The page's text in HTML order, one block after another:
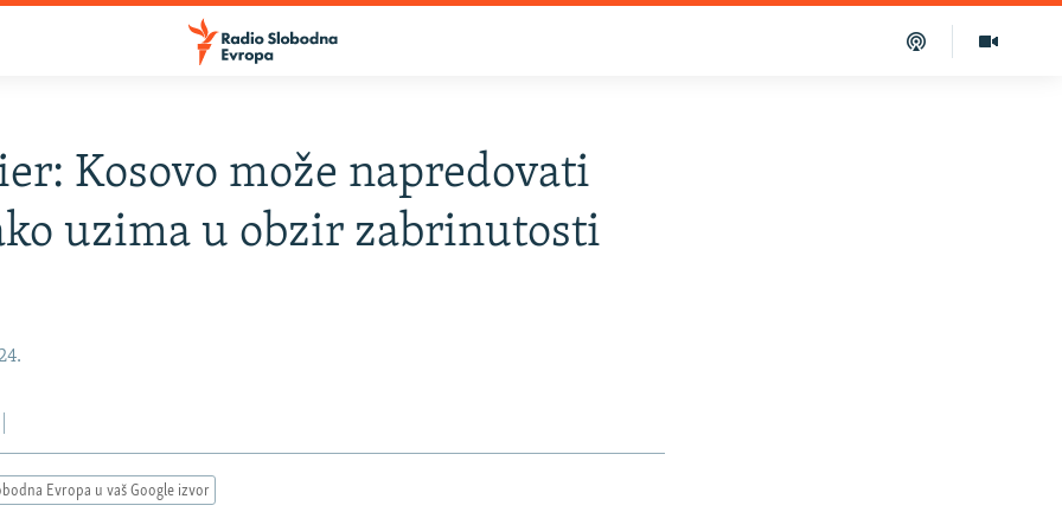
Kosovo može napredovati
uzima u obzir zabrinutosti
Evropa u vaš Google izvor